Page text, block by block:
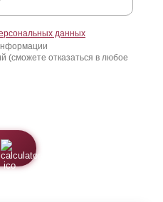
данных
(сможете отказаться в любое